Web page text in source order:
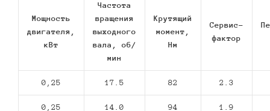
Мощность
двигателя,
кВт
Частота
вращения
выходного
вала, об/
мин
Крутящий
момент,
Нм
Сервис-
фактор
0,25 17.5 82 2.3
0,25 14.0 94 1.9